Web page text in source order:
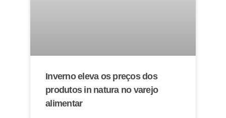
Inverno eleva os preços dos
produtos in natura no varejo
alimentar